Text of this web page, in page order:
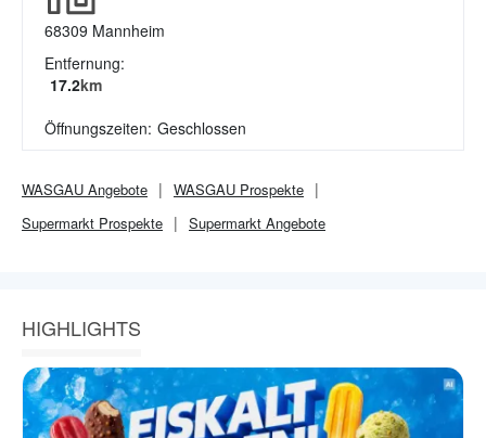
68309 Mannheim
Entfernung:
17.2km
Öffnungszeiten: Geschlossen
WASGAU Angebote WASGAU Prospekte
Supermarkt Prospekte Supermarkt Angebote
HIGHLIGHTS